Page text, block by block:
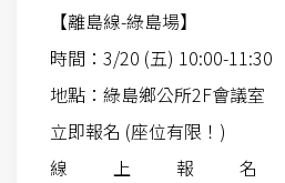
【離島線-綠島場】
時間：3/20 (五) 10:00-11:30
地點：綠島鄉公所2F會議室
立即報名 (座位有限！)
線上報名